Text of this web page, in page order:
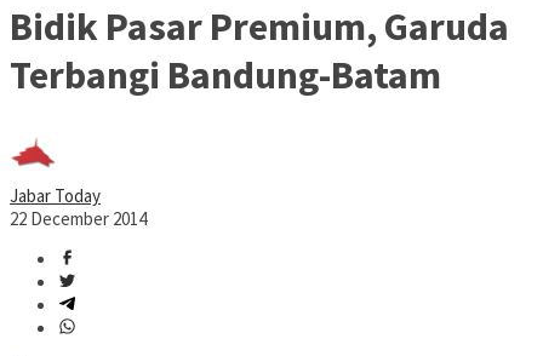
Bidik Pasar Premium, Garuda
Terbangi Bandung-Batam
Jabar Today
22 December 2014